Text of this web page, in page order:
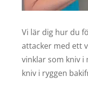
Vi lär dig hur du
attacker med ett
vinklar som kniv i
kniv i ryggen